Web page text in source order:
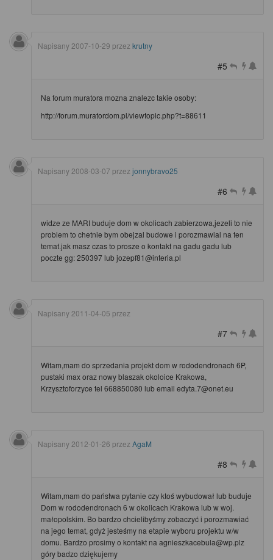
Napisany 2007-10-29 przez krutny
#5
Na forum muratora mozna znalezc takie osoby:
http://forum.muratordom.pl/viewtopic.php?t=88611
Napisany 2008-03-07 przez jonnybravo25
#6
widze ze MARI buduje dom w okolicach zabierzowa,jezeli to nie
problem to chetnie bym obejzal budowe i porozmawial na ten
temat.jak masz czas to prosze o kontakt na gadu gadu lub
poczte gg: 250397 lub jozepf81@interia.pl
Napisany 2011-04-05 przez
#7
Witam,mam do sprzedania projekt dom w rododendronach 6P,
pustaki max oraz nowy blaszak okoloice Krakowa,
Krzysztoforzyce tel 668850080 lub email edyta.7@onet.eu
Napisany 2012-01-26 przez AgaM
#8
Witam,mam do państwa pytanie czy ktoś wybudował lub buduje
Dom w rododendronach 6 w okolicach Krakowa lub w woj.
małopolskim. Bo bardzo chcielibyśmy zobaczyć i porozmawiać
na jego temat, gdyż jesteśmy na etapie wyboru projektu w/w
domu. Bardzo prosimy o kontakt na agnieszkacebula@wp.plz
góry badzo dziękujemy